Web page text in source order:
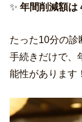
✨年間削減額は
たった10分の診
手続きだけで、
能性があります！